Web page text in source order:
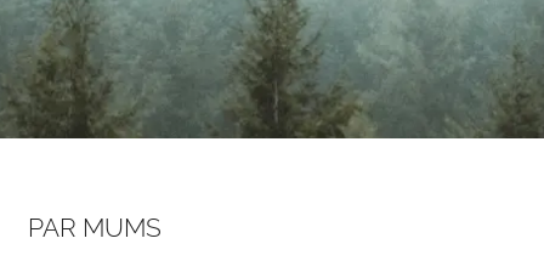
PAR MUMS